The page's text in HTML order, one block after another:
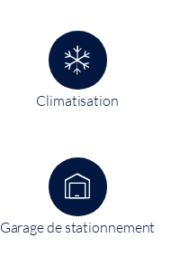
Climatisation
Garage de stationnement